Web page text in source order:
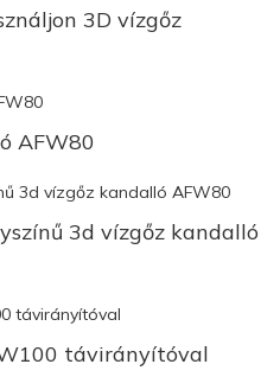
3D vízgőz
AFW80
3d vízgőz kandalló
távirányítóval